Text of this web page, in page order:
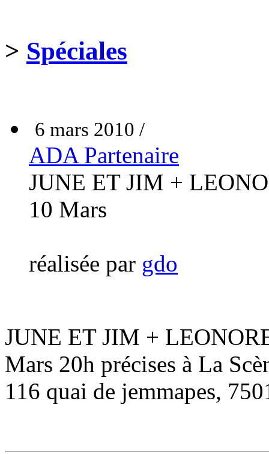
> Spéciales
6 mars 2010 /
ADA Partenaire
JUNE ET JIM +
10 Mars
réalisée par gdo
JUNE ET JIM +
Mars 20h précises à La
116 quai de jemmapes,